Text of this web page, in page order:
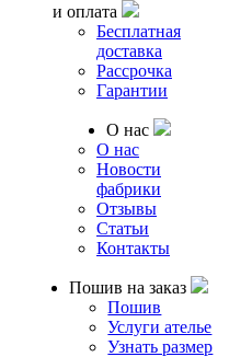
и оплата
Бесплатная
доставка
Рассрочка
Гарантии
О нас
О нас
Новости
фабрики
Отзывы
Статьи
Контакты
Пошив на заказ
Пошив
Услуги ателье
Узнать размер